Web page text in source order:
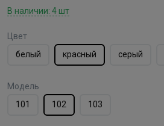
В наличии: 4 шт
Цвет
белый
красный серый
Модель
101
102 103